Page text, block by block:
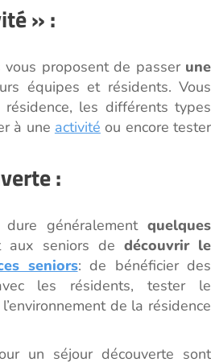
» :
vous proposent de passer une
équipes et résidents. Vous
les différents types
à une activité ou encore tester
:
généralement quelques
aux seniors de découvrir le
seniors: de bénéficier des
les résidents, tester le
de la résidence
un séjour découverte sont